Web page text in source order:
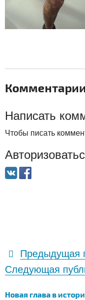
Написать
Чтобы писать
Предыдущая
Следующая
Новая глава в